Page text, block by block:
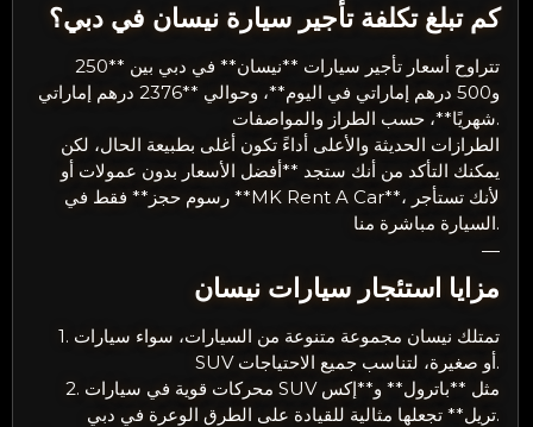
كم تبلغ تكلفة تأجير سيارة نيسان في دبي؟
تتراوح أسعار تأجير سيارات **نيسان** في دبي بين **250
و500 درهم إماراتي في اليوم**، وحوالي **2376 درهم إماراتي
شهريًا**، حسب الطراز والمواصفات.
الطرازات الحديثة والأعلى أداءً تكون أغلى بطبيعة الحال، لكن
يمكنك التأكد من أنك ستجد **أفضل الأسعار بدون عمولات أو
رسوم حجز** فقط في **MK Rent A Car**، لأنك تستأجر
السيارة مباشرة منا.
—
مزايا استئجار سيارات نيسان
1. تمتلك نيسان مجموعة متنوعة من السيارات، سواء سيارات
SUV أو صغيرة، لتناسب جميع الاحتياجات.
2. محركات قوية في سيارات SUV مثل **باترول** و**إكس
تريل** تجعلها مثالية للقيادة على الطرق الوعرة في دبي.